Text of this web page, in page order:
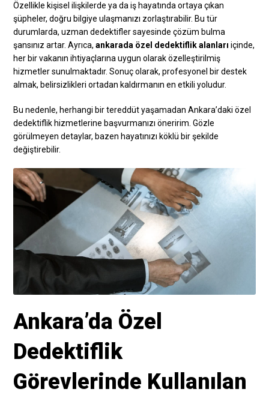
Özellikle kişisel ilişkilerde ya da iş hayatında ortaya çıkan
şüpheler, doğru bilgiye ulaşmanızı zorlaştırabilir. Bu tür
durumlarda, uzman dedektifler sayesinde çözüm bulma
şansınız artar. Ayrıca,ankarada özel dedektiflik alanları içinde,
her bir vakanın ihtiyaçlarına uygun olarak özelleştirilmiş
hizmetler sunulmaktadır. Sonuç olarak, profesyonel bir destek
almak, belirsizlikleri ortadan kaldırmanın en etkili yoludur.
Bu nedenle, herhangi bir tereddüt yaşamadan Ankara’daki özel
dedektiflik hizmetlerine başvurmanızı öneririm. Gözle
görülmeyen detaylar, bazen hayatınızı köklü bir şekilde
değiştirebilir.
Ankara’da Özel
Dedektiflik
Görevlerinde Kullanılan